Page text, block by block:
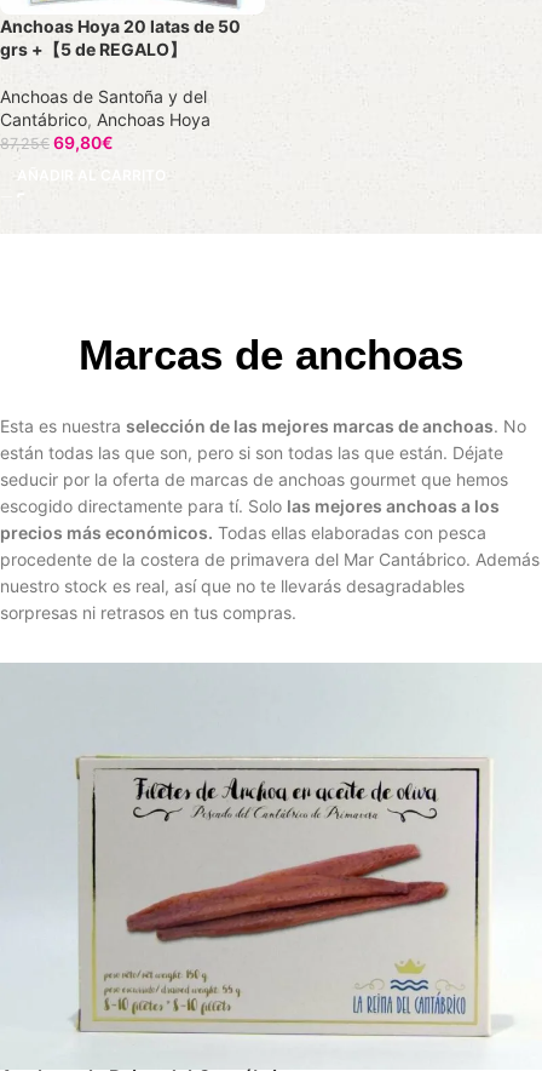
Anchoas Hoya 20 latas de 50
grs +【5 de REGALO】
Anchoas de Santoña y del
Cantábrico, Anchoas Hoya
87,25€ 69,80€
AÑADIR AL CARRITO
Marcas de anchoas
Esta es nuestra selección de las mejores marcas de anchoas. No
están todas las que son, pero si son todas las que están. Déjate
seducir por la oferta de marcas de anchoas gourmet que hemos
escogido directamente para tí. Solo las mejores anchoas a los
precios más económicos. Todas ellas elaboradas con pesca
procedente de la costera de primavera del Mar Cantábrico. Además
nuestro stock es real, así que no te llevarás desagradables
sorpresas ni retrasos en tus compras.